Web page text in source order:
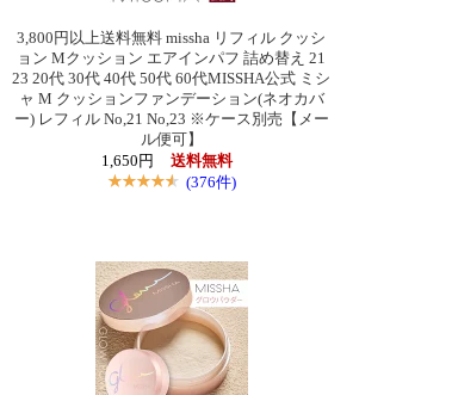
3,800円以上送料無料 missha リフィル クッシ
ョン Mクッション エアインパフ 詰め替え 21
23 20代 30代 40代 50代 60代MISSHA公式 ミシ
ャ M クッションファンデーション(ネオカバ
ー) レフィル No,21 No,23 ※ケース別売【メー
ル便可】
1,650円
送料無料
(376件)